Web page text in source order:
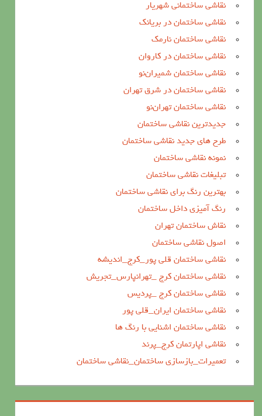
نقاشی ساختمانی شهریار
نقاشی ساختمان در بریانک
نقاشی ساختمان نارمک
نقاشی ساختمان در کاروان
نقاشی ساختمان شمیران‌نو
نقاشی ساختمان در شرق تهران
نقاشی ساختمان تهران‌نو
جدیدترین نقاشی ساختمان
طرح های جدید نقاشی ساختمان
نمونه نقاشی ساختمان
تبلیغات نقاشی ساختمان
بهترین رنگ برای نقاشی ساختمان
رنگ آمیزی داخل ساختمان
نقاش ساختمان تهران
اصول نقاشی ساختمان
نقاشی ساختمان قلی پور_کرج_اندیشه
نقاشی ساختمان کرج _تهرانپارس_تجریش
نقاشی ساختمان کرج _پردیس
نقاشی ساختمان ایران_قلی پور
نقاشی ساختمان اشنایی با رنگ ها
نقاشی اپارتمان کرج_پرند
تعمیرات_بازسازی ساختمان_نقاشی ساختمان